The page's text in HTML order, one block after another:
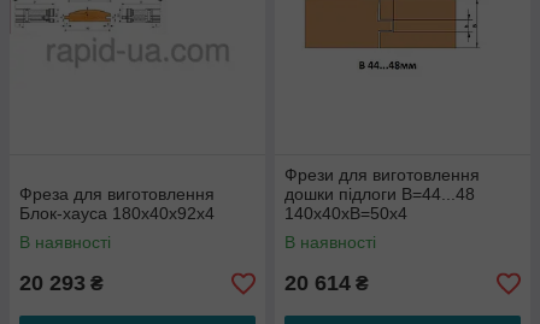
Фреза для виготовлення
Блок-хауса 180х40х92х4
В наявності
20 293 ₴
Фрези для виготовлення
дошки підлоги В=44...48
140х40хВ=50х4
В наявності
20 614 ₴